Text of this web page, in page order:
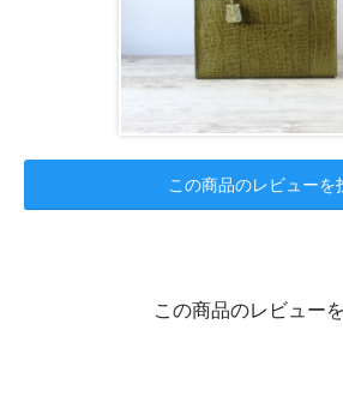
この商品のレビューを
この商品のレビュー